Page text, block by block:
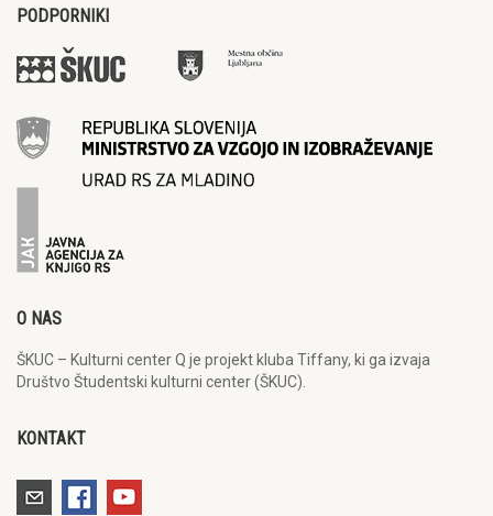
PODPORNIKI
O NAS
ŠKUC – Kulturni center Q je projekt kluba Tiffany, ki ga izvaja
Društvo Študentski kulturni center (ŠKUC).
KONTAKT